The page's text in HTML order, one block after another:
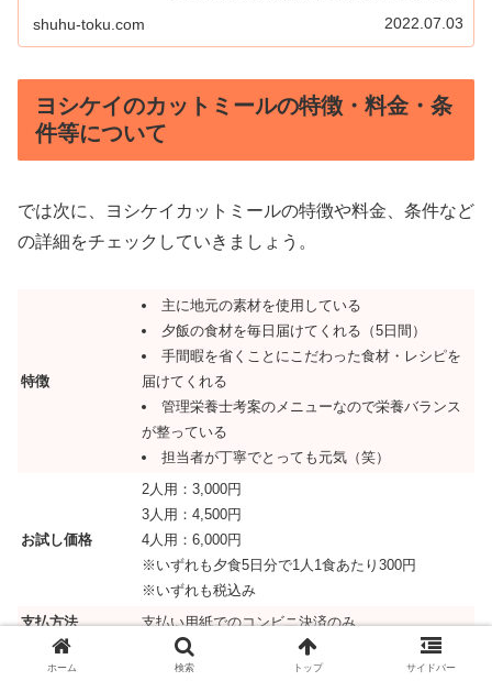
感じてます。その理由に関しても詳細にまとめていますの
で、ミールキット選びの参考としてお役立ていただけたら
shuhu-toku.com 2022.07.03
ヨシケイのカットミールの特徴・料金・条
件等について
では次に、ヨシケイカットミールの特徴や料金、条件など
の詳細をチェックしていきましょう。
特徴
主に地元の素材を使用している
夕飯の食材を毎日届けてくれる（5日間）
手間暇を省くことにこだわった食材・レシピを
届けてくれる
管理栄養士考案のメニューなので栄養バランス
が整っている
担当者が丁寧でとっても元気（笑）
お試し価格
2人用：3,000円
3人用：4,500円
4人用：6,000円
※いずれも夕食5日分で1人1食あたり300円
※いずれも税込み
支払方法
支払い用紙でのコンビニ決済のみ
送料・入会金・年
いずれも無料
ホーム 検索 トップ サイドバー